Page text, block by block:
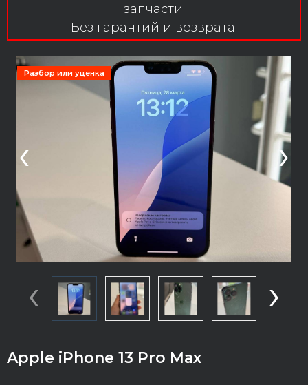
запчасти.
Без гарантий и возврата!
Разбор или уценка
‹ ›
‹ ›
Apple iPhone 13 Pro Max